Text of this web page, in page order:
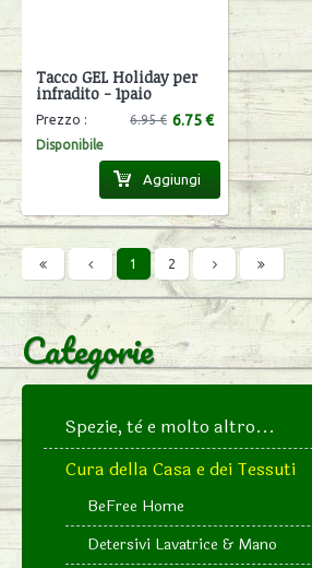
Tacco GEL Holiday per
infradito - 1paio
Prezzo : 6.75 €
6.95 €
Disponibile
Aggiungi
1 2
Categorie
Spezie, tè e molto altro...
Cura della Casa e dei Tessuti
BeFree Home
Detersivi Lavatrice & Mano